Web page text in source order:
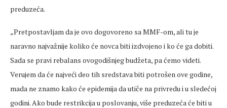
preduzeća.
„Pretpostavljam da je ovo dogovoreno sa MMF-om, ali tu je
naravno najvažnije koliko će novca biti izdvojeno i ko će ga dobiti.
Sada se pravi rebalans ovogodišnjeg budžeta, pa ćemo videti.
Verujem da će najveći deo tih sredstava biti potrošen ove godine,
mada ne znamo kako će epidemija da utiče na privredu i u sledećoj
godini. Ako bude restrikcija u poslovanju, više preduzeća će biti u